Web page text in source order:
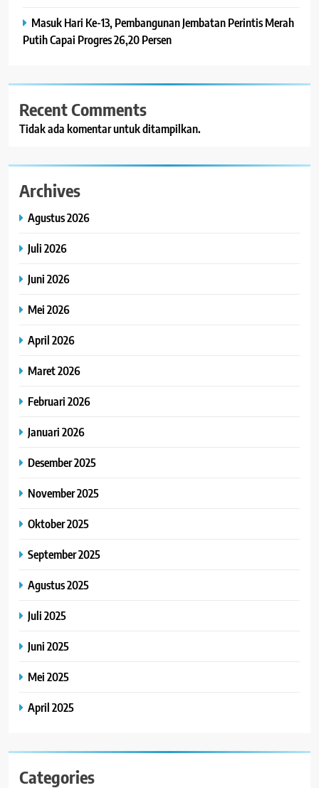
Masuk Hari Ke-13, Pembangunan Jembatan Perintis Merah
Putih Capai Progres 26,20 Persen
Recent Comments
Tidak ada komentar untuk ditampilkan.
Archives
Agustus 2026
Juli 2026
Juni 2026
Mei 2026
April 2026
Maret 2026
Februari 2026
Januari 2026
Desember 2025
November 2025
Oktober 2025
September 2025
Agustus 2025
Juli 2025
Juni 2025
Mei 2025
April 2025
Categories